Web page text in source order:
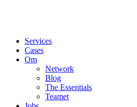
Services
Cases
Om
Network
Blog
The Essentials
Teamet